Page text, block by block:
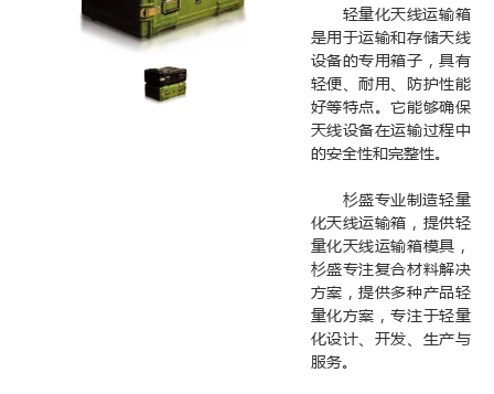
轻量化天线运输箱
是用于运输和存储天线
设备的专用箱子，具有
轻便、耐用、防护性能
好等特点。它能够确保
天线设备在运输过程中
的安全性和完整性。
杉盛专业制造轻量
化天线运输箱，提供轻
量化天线运输箱模具，
杉盛专注复合材料解决
方案，提供多种产品轻
量化方案，专注于轻量
化设计、开发、生产与
服务。